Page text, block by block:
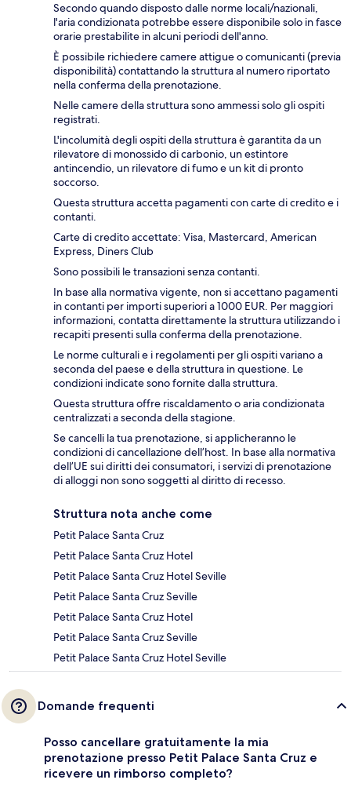
Secondo quando disposto dalle norme locali/nazionali,
l'aria condizionata potrebbe essere disponibile solo in fasce
orarie prestabilite in alcuni periodi dell'anno.
È possibile richiedere camere attigue o comunicanti (previa
disponibilità) contattando la struttura al numero riportato
nella conferma della prenotazione.
Nelle camere della struttura sono ammessi solo gli ospiti
registrati.
L'incolumità degli ospiti della struttura è garantita da un
rilevatore di monossido di carbonio, un estintore
antincendio, un rilevatore di fumo e un kit di pronto
soccorso.
Questa struttura accetta pagamenti con carte di credito e i
contanti.
Carte di credito accettate: Visa, Mastercard, American
Express, Diners Club
Sono possibili le transazioni senza contanti.
In base alla normativa vigente, non si accettano pagamenti
in contanti per importi superiori a 1000 EUR. Per maggiori
informazioni, contatta direttamente la struttura utilizzando i
recapiti presenti sulla conferma della prenotazione.
Le norme culturali e i regolamenti per gli ospiti variano a
seconda del paese e della struttura in questione. Le
condizioni indicate sono fornite dalla struttura.
Questa struttura offre riscaldamento o aria condizionata
centralizzati a seconda della stagione.
Se cancelli la tua prenotazione, si applicheranno le
condizioni di cancellazione dell’host. In base alla normativa
dell’UE sui diritti dei consumatori, i servizi di prenotazione
di alloggi non sono soggetti al diritto di recesso.
Struttura nota anche come
Petit Palace Santa Cruz
Petit Palace Santa Cruz Hotel
Petit Palace Santa Cruz Hotel Seville
Petit Palace Santa Cruz Seville
Petit Palace Santa Cruz Hotel
Petit Palace Santa Cruz Seville
Petit Palace Santa Cruz Hotel Seville
Domande frequenti
Posso cancellare gratuitamente la mia
prenotazione presso Petit Palace Santa Cruz e
ricevere un rimborso completo?